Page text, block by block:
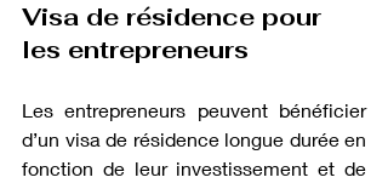
Visa de résidence pour
les entrepreneurs
Les entrepreneurs peuvent bénéficier
d’un visa de résidence longue durée en
fonction de leur investissement et de